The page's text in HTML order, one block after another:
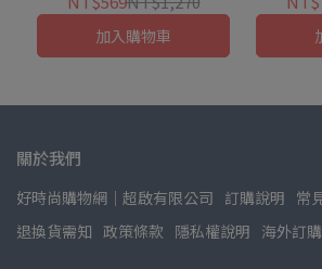
加入購物車
關於我們
好時尚購物網│超啟有限公司 訂購說明 常
退換貨需知 政策條款 隱私權說明 海外訂